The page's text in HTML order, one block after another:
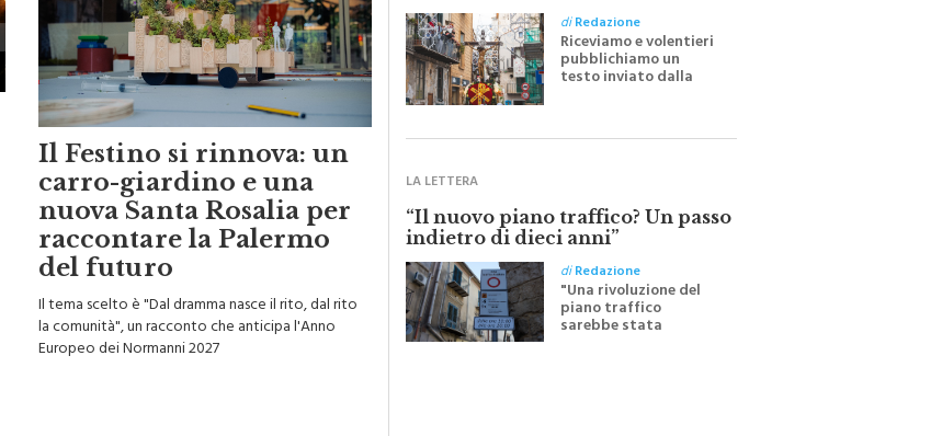
Il Festino si rinnova: un
carro-giardino e una
nuova Santa Rosalia per
raccontare la Palermo
del futuro
Il tema scelto è "Dal dramma nasce il rito, dal rito
la comunità", un racconto che anticipa l'Anno
Europeo dei Normanni 2027
diRedazione
Riceviamo e volentieri
pubblichiamo un
testo inviato dalla
scrittrice monrealese
Festa del Santissimo
LA LETTERA
“Il nuovo piano traffico? Un passo
indietro di dieci anni”
diRedazione
"Una rivoluzione del
piano traffico
sarebbe stata
efficace se preceduta